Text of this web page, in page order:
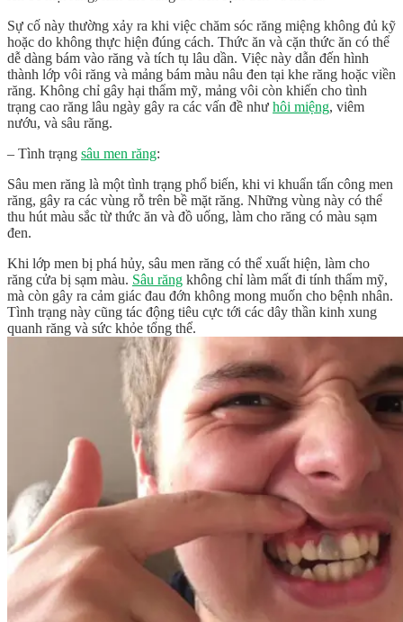
Sự cố này thường xảy ra khi việc chăm sóc răng miệng không đủ kỹ
hoặc do không thực hiện đúng cách. Thức ăn và cặn thức ăn có thể
dễ dàng bám vào răng và tích tụ lâu dần. Việc này dẫn đến hình
thành lớp vôi răng và mảng bám màu nâu đen tại khe răng hoặc viền
răng. Không chỉ gây hại thẩm mỹ, mảng vôi còn khiến cho tình
trạng cao răng lâu ngày gây ra các vấn đề như hôi miệng, viêm
nướu, và sâu răng.
– Tình trạng sâu men răng:
Sâu men răng là một tình trạng phổ biến, khi vi khuẩn tấn công men
răng, gây ra các vùng rỗ trên bề mặt răng. Những vùng này có thể
thu hút màu sắc từ thức ăn và đồ uống, làm cho răng có màu sạm
đen.
Khi lớp men bị phá hủy, sâu men răng có thể xuất hiện, làm cho
răng cửa bị sạm màu. Sâu răng không chỉ làm mất đi tính thẩm mỹ,
mà còn gây ra cảm giác đau đớn không mong muốn cho bệnh nhân.
Tình trạng này cũng tác động tiêu cực tới các dây thần kinh xung
quanh răng và sức khỏe tổng thể.